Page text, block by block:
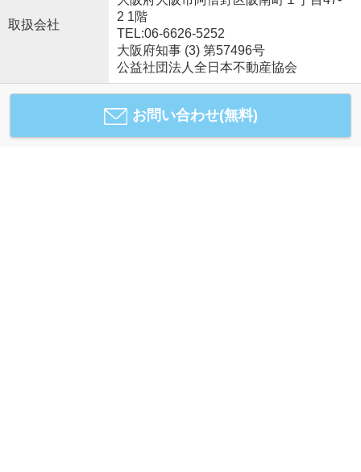
取扱会社
2 1階
TEL:06-6626-5252
大阪府知事 (3) 第57496号
公益社団法人全日本不動産協会
お問い合わせ(無料)